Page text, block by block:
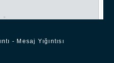
.
- Mesaj Yığıntısı